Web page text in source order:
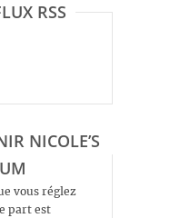
RSS
NICOLE’S
vous réglez
part est